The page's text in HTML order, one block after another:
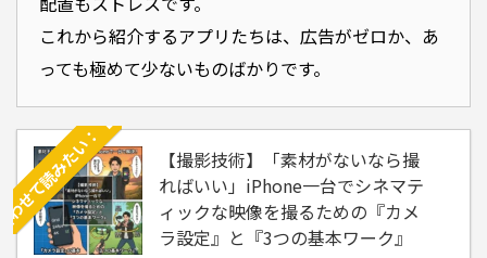
これから紹介するアプリたちは、広告がゼロか、あ
っても極めて少ないものばかりです。
【撮影技術】「素材がないなら撮
ればいい」iPhone一台でシネマテ
ィックな映像を撮るための『カメ
ラ設定』と『3つの基本ワーク』